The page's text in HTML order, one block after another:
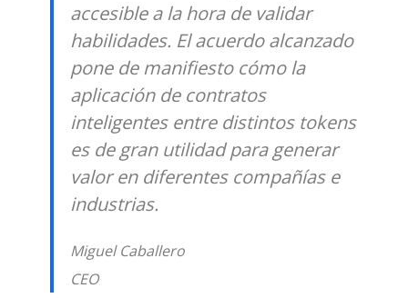
accesible a la hora de validar
habilidades. El acuerdo alcanzado
pone de manifiesto cómo la
aplicación de contratos
inteligentes entre distintos tokens
es de gran utilidad para generar
valor en diferentes compañías e
industrias.
Miguel Caballero
CEO